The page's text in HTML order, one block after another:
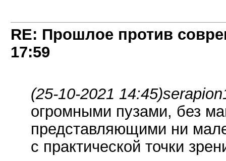
RE: Прошлое против
17:59
(25-10-2021 14:45)
огромными пузами, без
представляющими ни
с практической точки